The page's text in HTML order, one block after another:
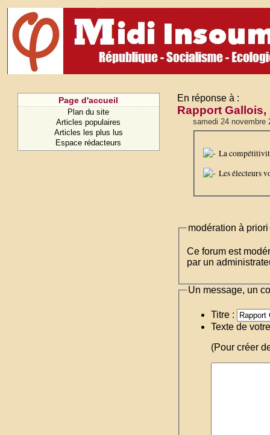
Page d'accueil
Plan du site
Articles populaires
Articles les plus lus
Espace rédacteurs
En réponse à :
Rapport
samedi 24 novembre
La
Les électeurs
modération à priori
Ce forum est
par un
Un message, un
Titre :
Texte de
(Pour créer